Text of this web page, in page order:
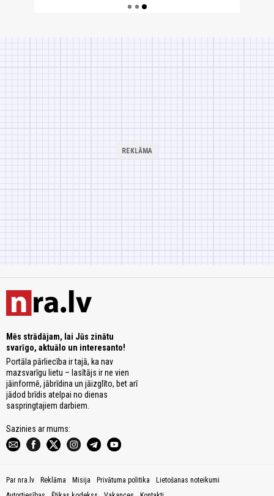
Mēs strādājam, lai Jūs zinātu
svarīgo, aktuālo un interesanto!
Portāla pārliecība ir tajā, ka nav
mazsvarīgu lietu – lasītājs ir ne vien
jāinformē, jābrīdina un jāizglīto, bet arī
jādod brīdis atelpai no dienas
saspringtajiem darbiem.
Sazinies ar mums:
Par nra.lv Reklāma Misija Privātuma politika
Lietošanas noteikumi